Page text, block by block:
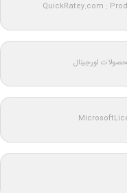
QuickRatey.com :
اورجینال